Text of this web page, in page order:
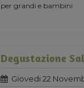
per grandi e bambini
Degustazione
Giovedi 22